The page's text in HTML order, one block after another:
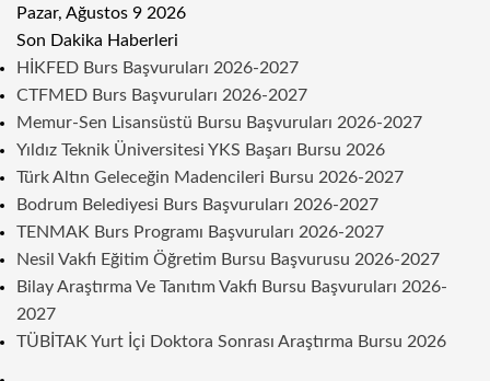
Pazar, Ağustos 9 2026
Son Dakika Haberleri
HİKFED Burs Başvuruları 2026-2027
CTFMED Burs Başvuruları 2026-2027
Memur-Sen Lisansüstü Bursu Başvuruları 2026-2027
Yıldız Teknik Üniversitesi YKS Başarı Bursu 2026
Türk Altın Geleceğin Madencileri Bursu 2026-2027
Bodrum Belediyesi Burs Başvuruları 2026-2027
TENMAK Burs Programı Başvuruları 2026-2027
Nesil Vakfı Eğitim Öğretim Bursu Başvurusu 2026-2027
Bilay Araştırma Ve Tanıtım Vakfı Bursu Başvuruları 2026-
2027
TÜBİTAK Yurt İçi Doktora Sonrası Araştırma Bursu 2026